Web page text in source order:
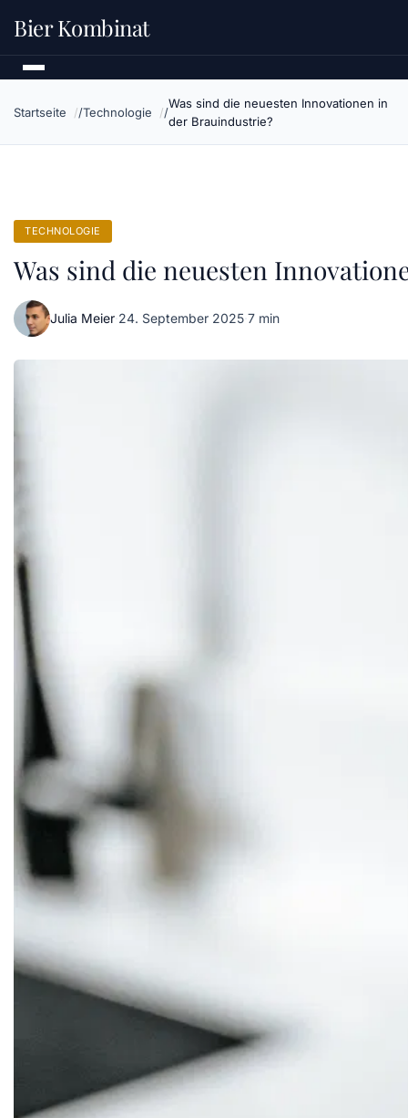
Bier Kombinat
Startseite Technologie
Was sind die neuesten Innovationen in
der Brauindustrie?
TECHNOLOGIE
Was sind die neuesten
Julia Meier·24. September 2025·7 min